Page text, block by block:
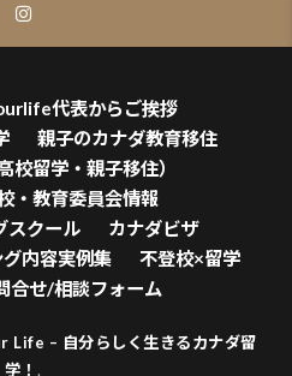
代表からご挨拶
親子のカナダ教育移住
校留学・親子移住）
・教育委員会情報
スクール
カナダビザ
内容実例集
不登校×留学
合せ/相談フォーム
Life – 自分らしく生きるカナダ留
学！ .